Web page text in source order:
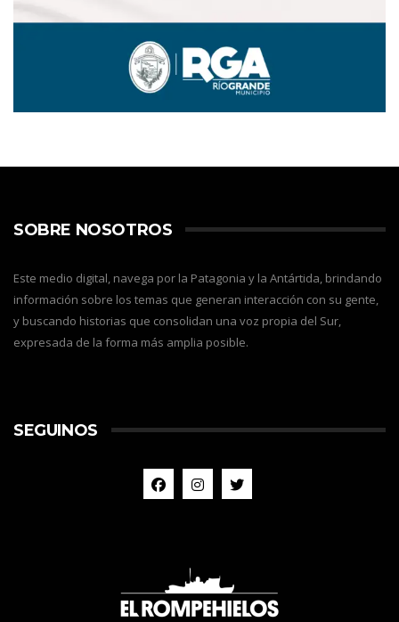
SOBRE NOSOTROS
Este medio digital, navega por la Patagonia y la Antártida, brindando
información sobre los temas que generan interacción con su gente,
y buscando historias que consolidan una voz propia del Sur,
expresada de la forma más amplia posible.
SEGUINOS